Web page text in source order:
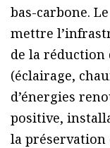
bas-carbone.
mettre
de la réduction
(éclairage,
d’énergies
positive,
la